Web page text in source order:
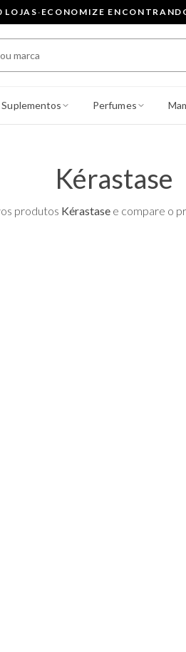
LOJAS· ECONOMIZE
Suplementos Perfumes
Kérastase
produtos Kérastase e compare o